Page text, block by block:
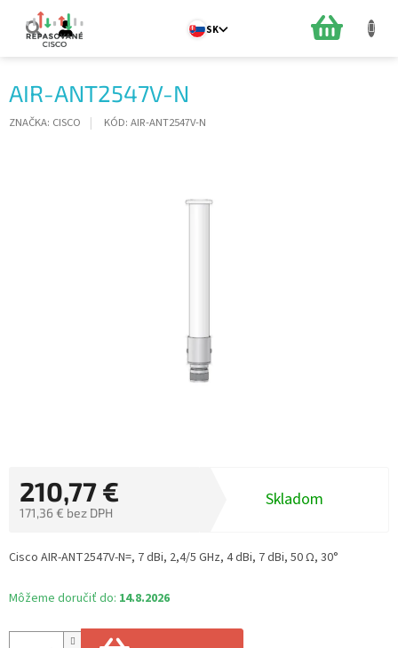
obsah
SK
AIR-ANT2547V-N
ZNAČKA: CISCO KÓD: AIR-ANT2547V-N
210,77 €
171,36 € bez DPH
cena:
Skladom
Môžeme doručiť do: 14.8.2026
Cisco AIR-ANT2547V-N=, 7 dBi, 2,4/5 GHz, 4 dBi, 7 dBi, 50 Ω, 30°